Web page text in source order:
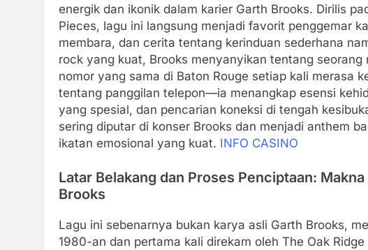
energik dan ikonik dalam karier Garth Brooks. Dirilis
Pieces, lagu ini langsung menjadi favorit penggemar
membara, dan cerita tentang kerinduan sederhana
rock yang kuat, Brooks menyanyikan tentang
nomor yang sama di Baton Rouge setiap kali merasa
tentang panggilan telepon—ia menangkap esensi
yang spesial, dan pencarian koneksi di tengah
sering diputar di konser Brooks dan menjadi anthem
ikatan emosional yang kuat. INFO CASINO
Latar Belakang dan Proses Penciptaan:
Brooks
Lagu ini sebenarnya bukan karya asli Garth Brooks,
1980-an dan pertama kali direkam oleh The Oak